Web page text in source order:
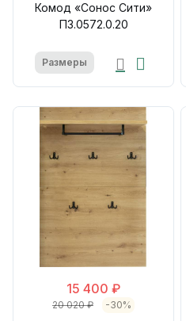
Комод «Сонос Сити»
П3.0572.0.20
Размеры
15 400 ₽
20 020 ₽ -30%